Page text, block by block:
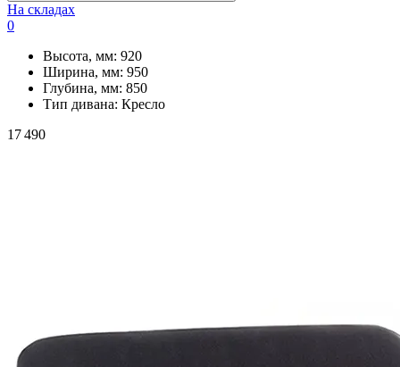
На складах
0
Высота, мм: 920
Ширина, мм: 950
Глубина, мм: 850
Тип дивана: Кресло
17 490